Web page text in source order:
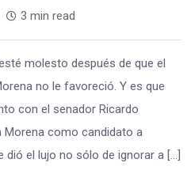
3 min read
molesto después de que el
no le favoreció. Y es que
con el senador Ricardo
Morena como candidato a
dió el lujo no sólo de ignorar a […]